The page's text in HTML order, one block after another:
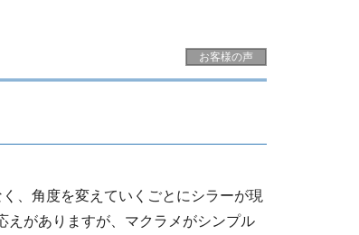
お客様の声
、角度を変えていくごとにシラーが現
えがありますが、マクラメがシンプル